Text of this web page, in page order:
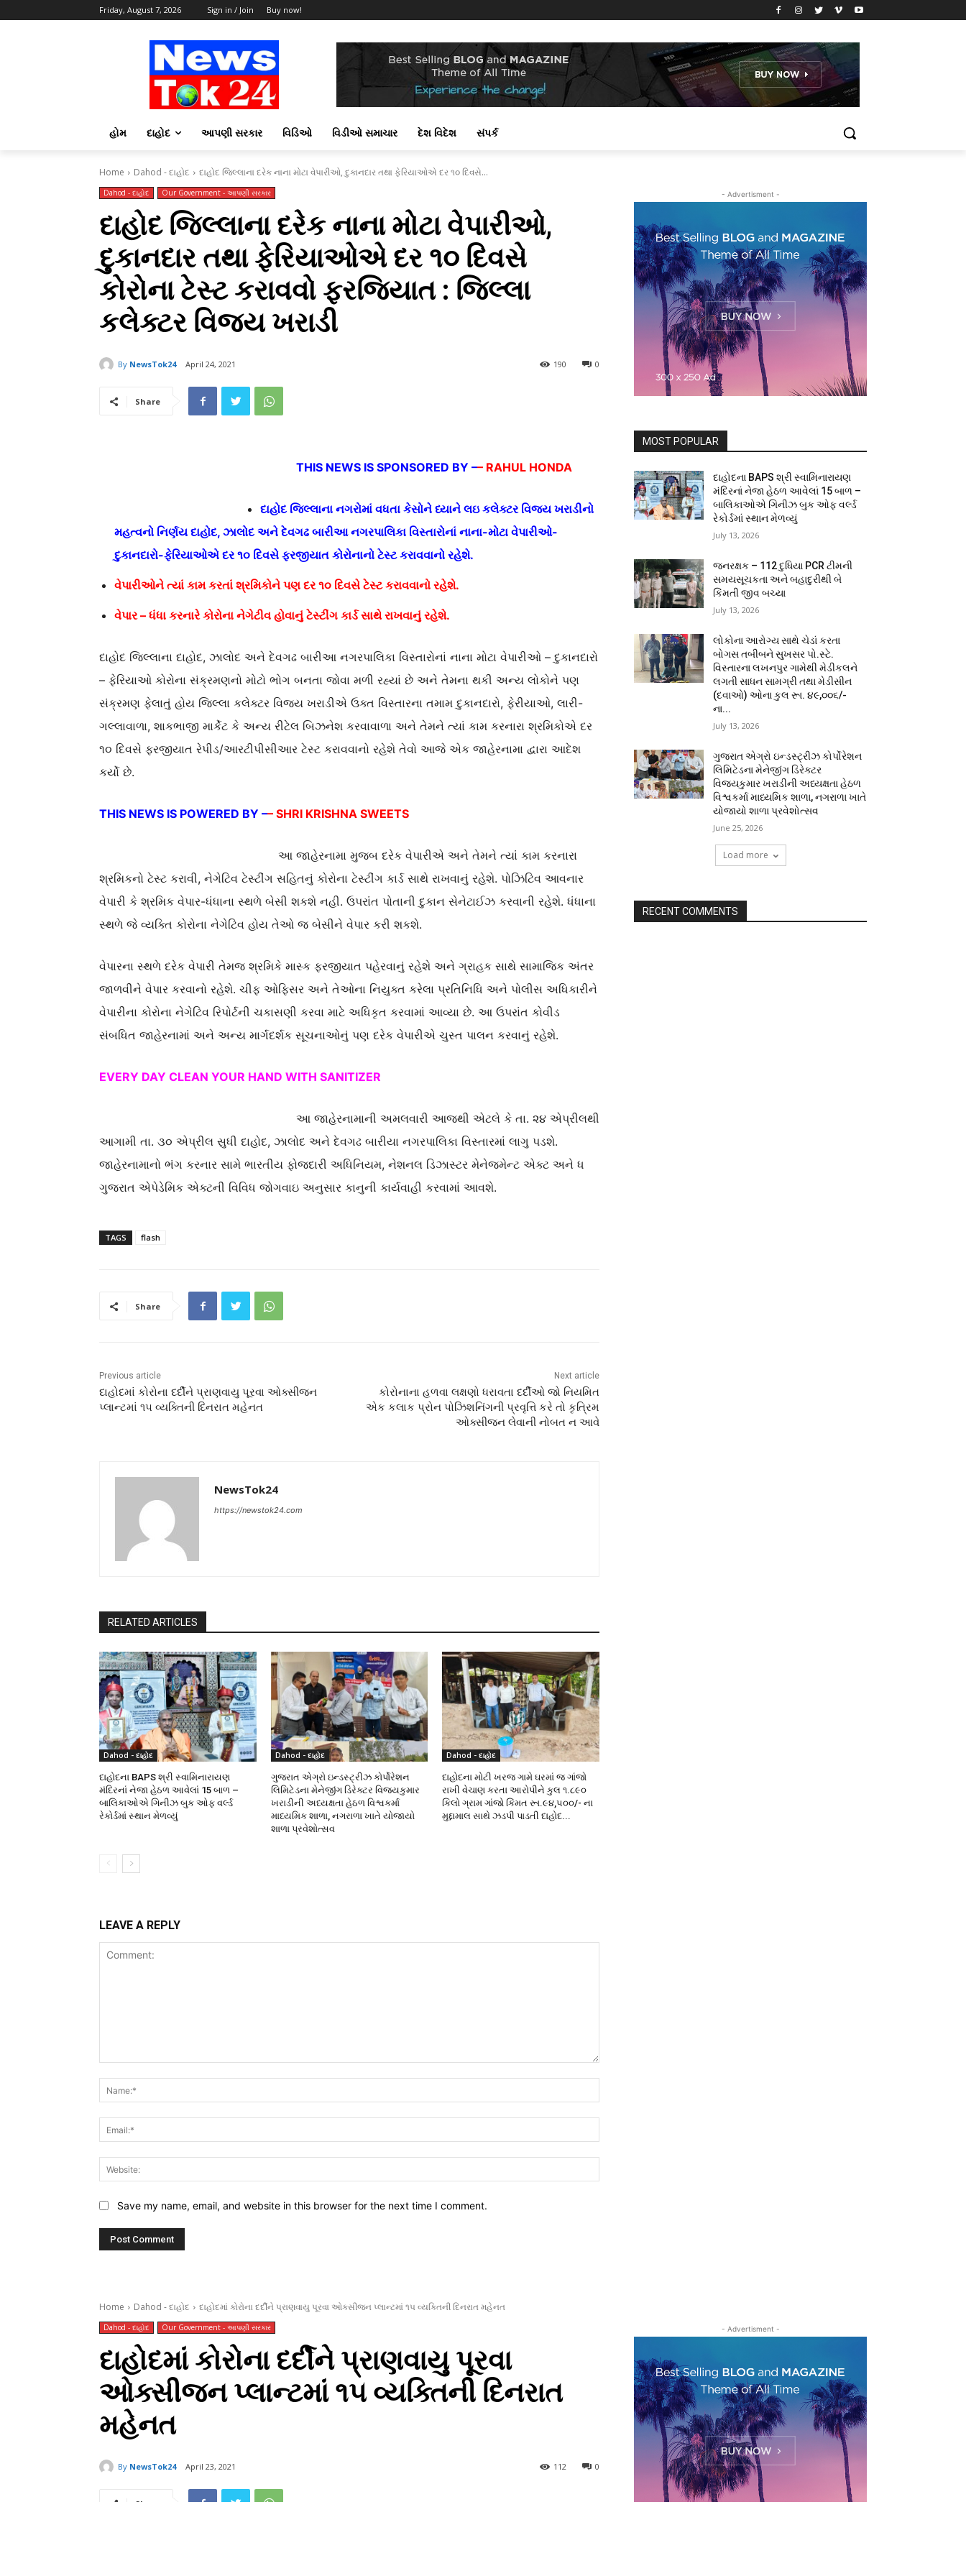
Friday, August 7, 2026 Sign in / Join Buy now!
હોમ દાહોદ આપણી સરકાર વિડિઓ વિડીઓ સમાચાર દેશ વિદેશ સંપર્ક
Home Dahod - દાહોદ દાહોદ જિલ્લાના દરેક નાના મોટા વેપારીઓ, દુકાનદાર તથા ફેરિયાઓએ દર ૧૦ દિવસે...
Dahod - દાહોદ Our Government - આપણી સરકાર
દાહોદ જિલ્લાના દરેક નાના મોટા વેપારીઓ,
દુકાનદાર તથા ફેરિયાઓએ દર ૧૦ દિવસે
કોરોના ટેસ્ટ કરાવવો ફરજિયાત : જિલ્લા
કલેક્ટર વિજય ખરાડી
By NewsTok24 April 24, 2021 0
190
Share
THIS NEWS IS SPONSORED BY –– RAHUL HONDA
દાહોદ જિલ્લાના નગરોમાં વધતા કેસોને ધ્યાને લઇ કલેક્ટર વિજય ખરાડીનો
મહત્વનો નિર્ણય દાહોદ, ઝાલોદ અને દેવગઢ બારીઆ નગરપાલિકા વિસ્તારોનાં નાના-મોટા વેપારીઓ-
દુકાનદારો-ફેરિયાઓએ દર ૧૦ દિવસે ફરજીયાત કોરોનાનો ટેસ્ટ કરાવવાનો રહેશે.
વેપારીઓને ત્યાં કામ કરતાં શ્રમિકોને પણ દર ૧૦ દિવસે ટેસ્ટ કરાવવાનો રહેશે.
વેપાર – ધંધા કરનારે કોરોના નેગેટીવ હોવાનું ટેસ્ટીંગ કાર્ડ સાથે રાખવાનું રહેશે.
દાહોદ જિલ્લાના દાહોદ, ઝાલોદ અને દેવગઢ બારીઆ નગરપાલિકા વિસ્તારોનાં નાના મોટા વેપારીઓ – દુકાનદારો
– ફેરિયાઓ કોરોના સંક્રમણનો મોટો ભોગ બનતા જોવા મળી રહ્યાં છે અને તેમના થકી અન્ય લોકોને પણ
સંક્રમણ ફેલાતું હોય જિલ્લા કલેક્ટર વિજય ખરાડીએ ઉક્ત વિસ્તારના તમામ દુકાનદારો, ફેરીયાઓ, લારી-
ગલ્લાવાળા, શાકભાજી માર્કેટ કે અન્ય રીટેલ બિઝનેશ કરવાવાળા અને તેમને ત્યાં કામ કરનારા શ્રમિકોએ દર
૧૦ દિવસે ફરજીયાત રેપીડ/આરટીપીસીઆર ટેસ્ટ કરાવવાનો રહેશે તેવો આજે એક જાહેરનામા દ્વારા આદેશ
કર્યો છે.
THIS NEWS IS POWERED BY –– SHRI KRISHNA SWEETS
આ જાહેરનામા મુજબ દરેક વેપારીએ અને તેમને ત્યાં કામ કરનારા
શ્રમિકનો ટેસ્ટ કરાવી, નેગેટિવ ટેસ્ટીંગ સહિતનું કોરોના ટેસ્ટીંગ કાર્ડ સાથે રાખવાનું રહેશે. પોઝિટિવ આવનાર
વેપારી કે શ્રમિક વેપાર-ધંધાના સ્થળે બેસી શકશે નહી. ઉપરાંત પોતાની દુકાન સેનેટાઈઝ કરવાની રહેશે. ધંધાના
સ્થળે જે વ્યક્તિ કોરોના નેગેટિવ હોય તેઓ જ બેસીને વેપાર કરી શકશે.
વેપારના સ્થળે દરેક વેપારી તેમજ શ્રમિકે માસ્ક ફરજીયાત પહેરવાનું રહેશે અને ગ્રાહક સાથે સામાજિક અંતર
જાળવીને વેપાર કરવાનો રહેશે. ચીફ ઓફિસર અને તેઓના નિયુક્ત કરેલા પ્રતિનિધિ અને પોલીસ અધિકારીને
વેપારીના કોરોના નેગેટિવ રિપોર્ટની ચકાસણી કરવા માટે અધિકૃત કરવામાં આવ્યા છે. આ ઉપરાંત કોવીડ
સંબધિત જાહેરનામાં અને અન્ય માર્ગદર્શક સૂચનાઓનું પણ દરેક વેપારીએ ચુસ્ત પાલન કરવાનું રહેશે.
EVERY DAY CLEAN YOUR HAND WITH SANITIZER
આ જાહેરનામાની અમલવારી આજથી એટલે કે તા. ૨૪ એપ્રીલથી
આગામી તા. ૩૦ એપ્રીલ સુધી દાહોદ, ઝાલોદ અને દેવગઢ બારીયા નગરપાલિકા વિસ્તારમાં લાગુ પડશે.
જાહેરનામાનો ભંગ કરનાર સામે ભારતીય ફોજદારી અધિનિયમ, નેશનલ ડિઝાસ્ટર મેનેજમેન્ટ એક્ટ અને ધ
ગુજરાત એપેડેમિક એક્ટની વિવિધ જોગવાઇ અનુસાર કાનુની કાર્યવાહી કરવામાં આવશે.
TAGS flash
Share
Previous article
દાહોદમાં કોરોના દર્દીને પ્રાણવાયુ પૂરવા ઓક્સીજન
પ્લાન્ટમાં ૧૫ વ્યક્તિની દિનરાત મહેનત
Next article
કોરોનાના હળવા લક્ષણો ધરાવતા દર્દીઓ જો નિયમિત
એક કલાક પ્રોન પોઝિશનિંગની પ્રવૃત્તિ કરે તો કૃત્રિમ
ઓક્સીજન લેવાની નોબત ન આવે
NewsTok24
https://newstok24.com
RELATED ARTICLES
Dahod - દાહોદ
દાહોદના BAPS શ્રી સ્વામિનારાયણ
મંદિરનાં નેજા હેઠળ આવેલાં 15 બાળ –
બાલિકાઓએ ગિનીઝ બુક ઓફ વર્લ્ડ
રેકોર્ડમાં સ્થાન મેળવ્યું
Dahod - દાહોદ
ગુજરાત એગ્રો ઇન્ડસ્ટ્રીઝ કોર્પોરેશન
લિમિટેડના મેનેજીંગ ડિરેક્ટર વિજયકુમાર
ખરાડીની અધ્યક્ષતા હેઠળ વિશ્વકર્મા
માધ્યમિક શાળા, નગરાળા ખાતે યોજાયો
શાળા પ્રવેશોત્સવ
Dahod - દાહોદ
દાહોદના મોટી ખરજ ગામે ઘરમાં જ ગાંજો
રાખી વેચાણ કરતા આરોપીને કુલ ૧.૮૯૦
કિલો ગ્રામ ગાંજો કિંમત રૂા.૯૪,૫૦૦/- ના
મુદ્દામાલ સાથે ઝડપી પાડતી દાહોદ...
LEAVE A REPLY
Save my name, email, and website in this browser for the next time I comment.
- Advertisment -
MOST POPULAR
દાહોદના BAPS શ્રી સ્વામિનારાયણ
મંદિરનાં નેજા હેઠળ આવેલાં 15 બાળ –
બાલિકાઓએ ગિનીઝ બુક ઓફ વર્લ્ડ
રેકોર્ડમાં સ્થાન મેળવ્યું
July 13, 2026
જનરક્ષક – 112 દુધિયા PCR ટીમની
સમયસૂચકતા અને બહાદુરીથી બે
કિંમતી જીવ બચ્યા
July 13, 2026
લોકોના આરોગ્ય સાથે ચેડાં કરતા
બોગસ તબીબને સુખસર પો.સ્ટે.
વિસ્તારના લખનપુર ગામેથી મેડીકલને
લગતી સાધન સામગ્રી તથા મેડીસીન
(દવાઓ) ઓના કુલ રૂા. ૪૯,૦૦૬/-
ના...
July 13, 2026
ગુજરાત એગ્રો ઇન્ડસ્ટ્રીઝ કોર્પોરેશન
લિમિટેડના મેનેજીંગ ડિરેક્ટર
વિજયકુમાર ખરાડીની અધ્યક્ષતા હેઠળ
વિશ્વકર્મા માધ્યમિક શાળા, નગરાળા ખાતે
યોજાયો શાળા પ્રવેશોત્સવ
June 25, 2026
Load more
RECENT COMMENTS